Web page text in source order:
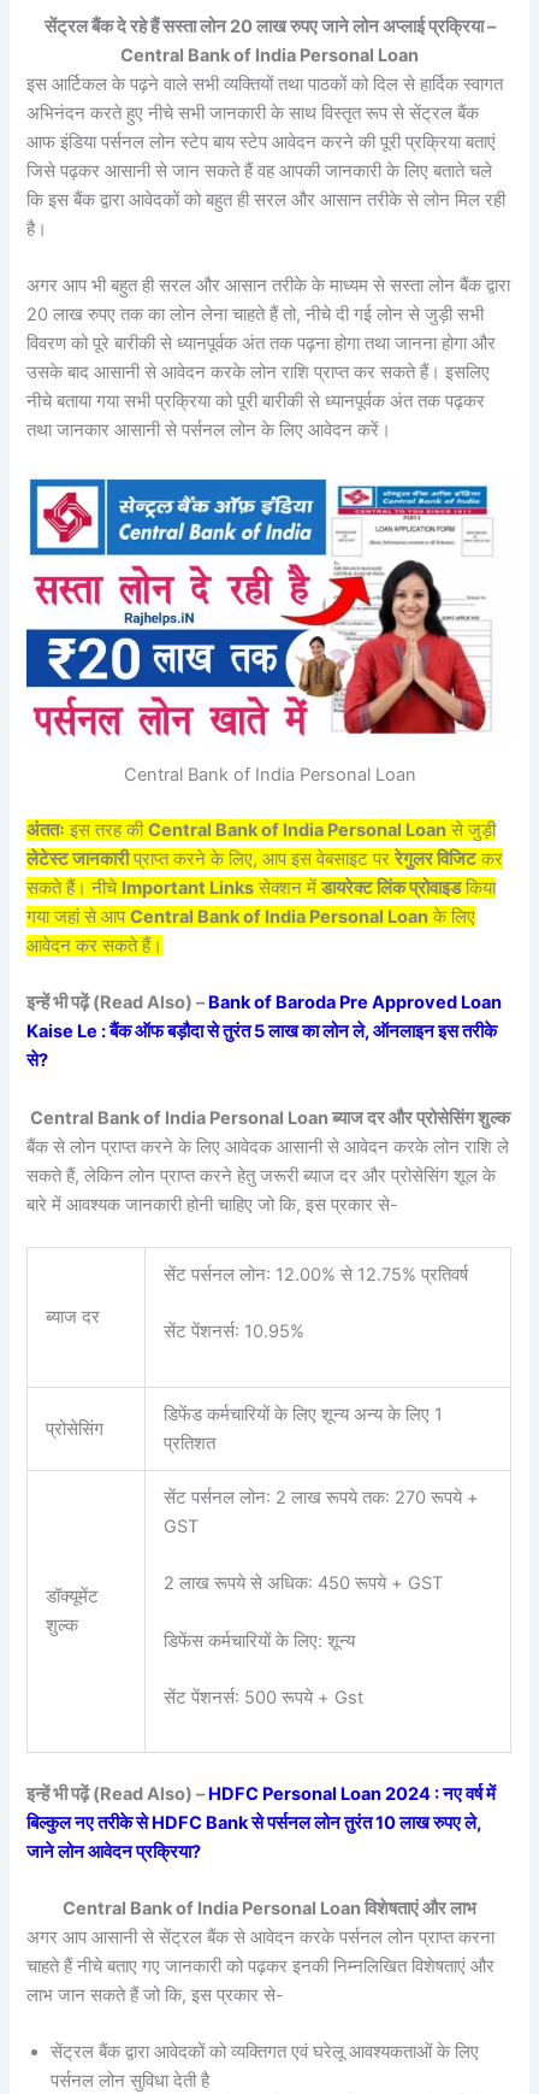
सेंट्रल बैंक दे रहे हैं सस्ता लोन 20 लाख रुपए जाने लोन अप्लाई प्रक्रिया –
Central Bank of India Personal Loan
इस आर्टिकल के पढ़ने वाले सभी व्यक्तियों तथा पाठकों को दिल से हार्दिक स्वागत
अभिनंदन करते हुए नीचे सभी जानकारी के साथ विस्तृत रूप से सेंट्रल बैंक
आफ इंडिया पर्सनल लोन स्टेप बाय स्टेप आवेदन करने की पूरी प्रक्रिया बताएं
जिसे पढ़कर आसानी से जान सकते हैं वह आपकी जानकारी के लिए बताते चले
कि इस बैंक द्वारा आवेदकों को बहुत ही सरल और आसान तरीके से लोन मिल रही
है।
अगर आप भी बहुत ही सरल और आसान तरीके के माध्यम से सस्ता लोन बैंक द्वारा
20 लाख रुपए तक का लोन लेना चाहते हैं तो, नीचे दी गई लोन से जुड़ी सभी
विवरण को पूरे बारीकी से ध्यानपूर्वक अंत तक पढ़ना होगा तथा जानना होगा और
उसके बाद आसानी से आवेदन करके लोन राशि प्राप्त कर सकते हैं। इसलिए
नीचे बताया गया सभी प्रक्रिया को पूरी बारीकी से ध्यानपूर्वक अंत तक पढ़कर
तथा जानकार आसानी से पर्सनल लोन के लिए आवेदन करें।
Central Bank of India Personal Loan
अंततः इस तरह कीCentral Bank of India Personal Loan से जुड़ी
लेटेस्ट जानकारीप्राप्त करने के लिए, आप इस वेबसाइट पररेगुलर विजिटकर
सकते हैं। नीचे Important Links सेक्शन मेंडायरेक्ट लिंक प्रोवाइडकिया
गया जहां से आपCentral Bank of India Personal Loan के लिए
आवेदन कर सकते हैं।
इन्हें भी पढ़ें (Read Also) –Bank of Baroda Pre Approved Loan
Kaise Le : बैंक ऑफ बड़ौदा से तुरंत 5 लाख का लोन ले, ऑनलाइन इस तरीके
से?
Central Bank of India Personal Loan ब्याज दर और प्रोसेसिंग शुल्क
बैंक से लोन प्राप्त करने के लिए आवेदक आसानी से आवेदन करके लोन राशि ले
सकते हैं, लेकिन लोन प्राप्त करने हेतु जरूरी ब्याज दर और प्रोसेसिंग शूल के
बारे में आवश्यक जानकारी होनी चाहिए जो कि, इस प्रकार से-
ब्याज दर
सेंट पर्सनल लोन: 12.00% से 12.75% प्रतिवर्ष
सेंट पेंशनर्स: 10.95%
प्रोसेसिंग
डिफेंड कर्मचारियों के लिए शून्य अन्य के लिए 1
प्रतिशत
डॉक्यूमेंट
शुल्क
सेंट पर्सनल लोन: 2 लाख रूपये तक: 270 रूपये +
GST
2 लाख रूपये से अधिक: 450 रूपये + GST
डिफेंस कर्मचारियों के लिए: शून्य
सेंट पेंशनर्स: 500 रूपये + Gst
इन्हें भी पढ़ें (Read Also) –HDFC Personal Loan 2024 : नए वर्ष में
बिल्कुल नए तरीके से HDFC Bank से पर्सनल लोन तुरंत 10 लाख रुपए ले,
जाने लोन आवेदन प्रक्रिया?
Central Bank of India Personal Loan विशेषताएं और लाभ
अगर आप आसानी से सेंट्रल बैंक से आवेदन करके पर्सनल लोन प्राप्त करना
चाहते हैं नीचे बताए गए जानकारी को पढ़कर इनकी निम्नलिखित विशेषताएं और
लाभ जान सकते हैं जो कि, इस प्रकार से-
सेंट्रल बैंक द्वारा आवेदकों को व्यक्तिगत एवं घरेलू आवश्यकताओं के लिए
पर्सनल लोन सुविधा देती है